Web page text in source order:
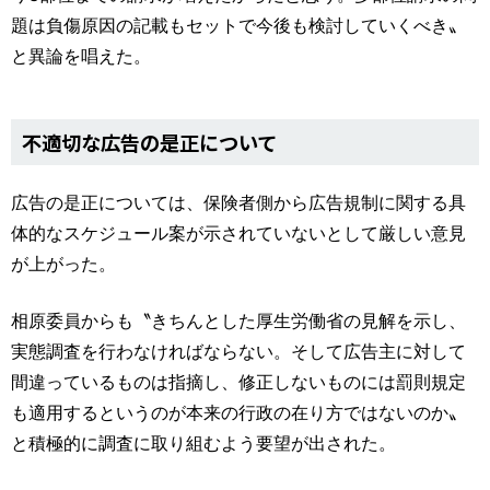
題は負傷原因の記載もセットで今後も検討していくべき〟
と異論を唱えた。
不適切な広告の是正について
広告の是正については、保険者側から広告規制に関する具
体的なスケジュール案が示されていないとして厳しい意見
が上がった。
相原委員からも〝きちんとした厚生労働省の見解を示し、
実態調査を行わなければならない。そして広告主に対して
間違っているものは指摘し、修正しないものには罰則規定
も適用するというのが本来の行政の在り方ではないのか〟
と積極的に調査に取り組むよう要望が出された。